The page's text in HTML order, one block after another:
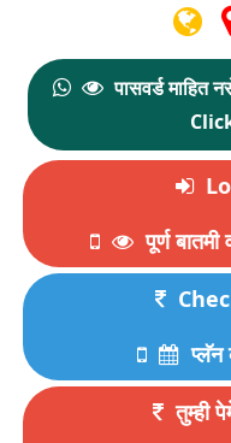
पासवर्ड
पूर्ण
प्लॅन
तुम्ही